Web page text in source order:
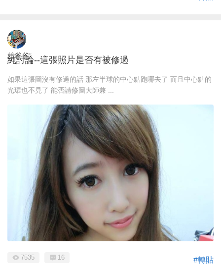
雄爸爸
2014-1-5
純討論--這張照片是否有被修過
如果這張圖沒有修過的話 那左半球的中心點跑哪去了 而且中心點的
光環也不見了 能否請修圖大師兼 ...
#轉貼
7535 16